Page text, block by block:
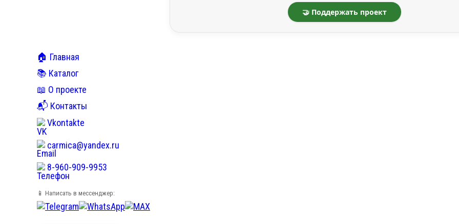
🤝 Поддержать проект
🏠 Главная
📚 Каталог
📖 О проекте
📬 Контакты
Vkontakte
carmica@yandex.ru
8-960-909-9953
📱 Написать в мессенджер: